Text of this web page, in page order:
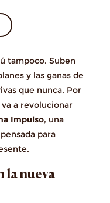
tampoco. Suben
y las ganas de
que nunca. Por
a revolucionar
Impulso, una
para
la nueva